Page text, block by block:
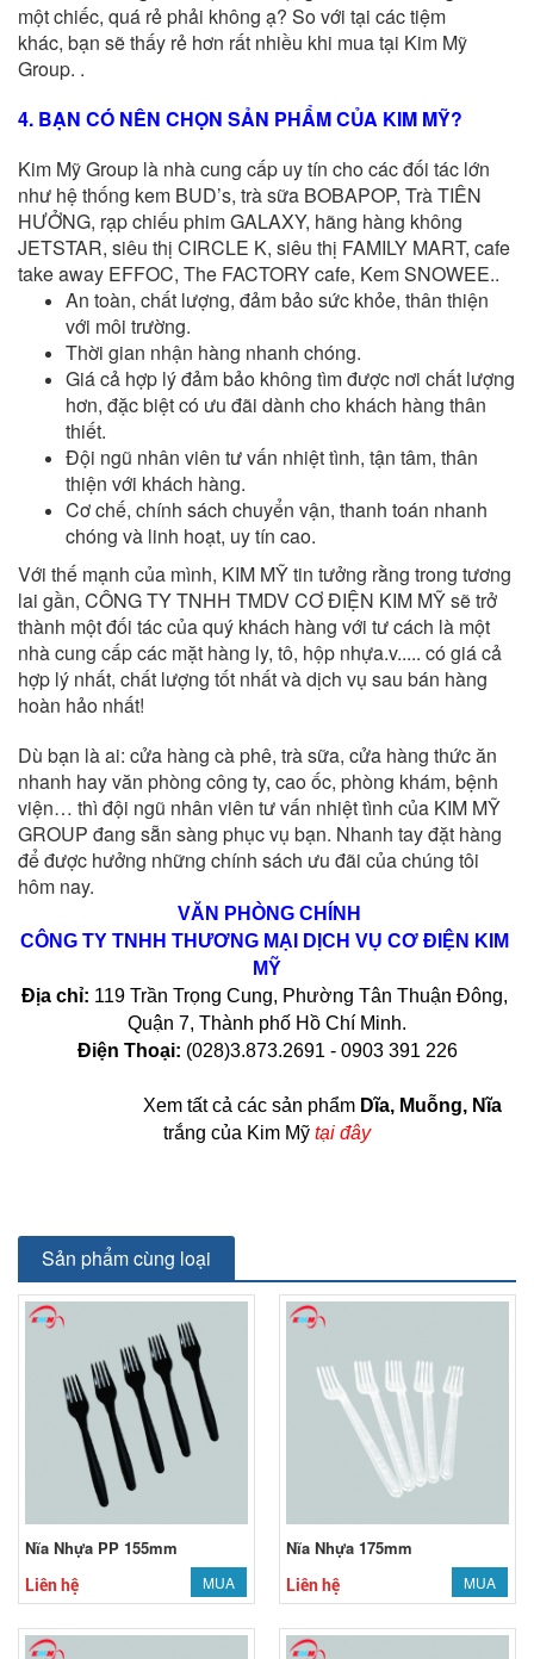
một chiếc, quá rẻ phải không ạ? So với tại các tiệm
khác, bạn sẽ thấy rẻ hơn rất nhiều khi mua tại Kim Mỹ
Group. .
4. BẠN CÓ NÊN CHỌN SẢN PHẨM CỦA KIM MỸ?
Kim Mỹ Group là nhà cung cấp uy tín cho các đối tác lớn
như hệ thống kem BUD’s, trà sữa BOBAPOP, Trà TIÊN
HƯỞNG, rạp chiếu phim GALAXY, hãng hàng không
JETSTAR, siêu thị CIRCLE K, siêu thị FAMILY MART, cafe
take away EFFOC, The FACTORY cafe, Kem SNOWEE..
An toàn, chất lượng, đảm bảo sức khỏe, thân thiện
với môi trường.
Thời gian nhận hàng nhanh chóng.
Giá cả hợp lý đảm bảo không tìm được nơi chất lượng
hơn, đặc biệt có ưu đãi dành cho khách hàng thân
thiết.
Đội ngũ nhân viên tư vấn nhiệt tình, tận tâm, thân
thiện với khách hàng.
Cơ chế, chính sách chuyển vận, thanh toán nhanh
chóng và linh hoạt, uy tín cao.
Với thế mạnh của mình, KIM MỸ tin tưởng rằng trong tương
lai gần, CÔNG TY TNHH TMDV CƠ ĐIỆN KIM MỸ sẽ trở
thành một đối tác của quý khách hàng với tư cách là một
nhà cung cấp các mặt hàng ly, tô, hộp nhựa.v..... có giá cả
hợp lý nhất, chất lượng tốt nhất và dịch vụ sau bán hàng
hoàn hảo nhất!
Dù bạn là ai: cửa hàng cà phê, trà sữa, cửa hàng thức ăn
nhanh hay văn phòng công ty, cao ốc, phòng khám, bệnh
viện… thì đội ngũ nhân viên tư vấn nhiệt tình của KIM MỸ
GROUP đang sẵn sàng phục vụ bạn. Nhanh tay đặt hàng
để được hưởng những chính sách ưu đãi của chúng tôi
hôm nay.
VĂN PHÒNG CHÍNH
CÔNG TY TNHH THƯƠNG MẠI DỊCH VỤ CƠ ĐIỆN KIM
MỸ
Địa chỉ: 119 Trần Trọng Cung, Phường Tân Thuận Đông,
Quận 7, Thành phố Hồ Chí Minh.
Điện Thoại: (028)3.873.2691 - 0903 391 226
			Xem tất cả các sản phẩm
Dĩa, Muỗng, Nĩa
trắng của Kim Mỹ tại đây
Sản phẩm cùng loại
Nĩa Nhựa PP 155mm
Liên hệ MUA
Nĩa Nhựa 175mm
Liên hệ MUA